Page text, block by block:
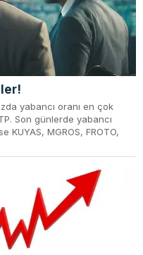
yabancı oranı en çok
Son günlerde yabancı
KUYAS, MGROS, FROTO,